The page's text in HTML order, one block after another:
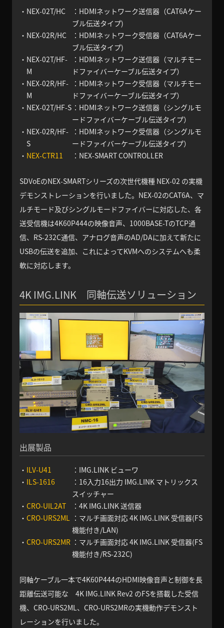
・ NEX-02T/HC
：HDMIネットワーク送信器（CAT6Aケー
ブル伝送タイプ)
・ NEX-02R/HC
：HDMIネットワーク受信器（CAT6Aケー
ブル伝送タイプ)
・ NEX-02T/HF-
M
：HDMIネットワーク送信器（マルチモー
ドファイバーケーブル伝送タイプ）
・ NEX-02R/HF-
M
：HDMIネットワーク受信器（マルチモー
ドファイバーケーブル伝送タイプ）
・ NEX-02T/HF-S ：HDMIネットワーク送信器（シングルモ
ードファイバーケーブル伝送タイプ）
・ NEX-02R/HF-
S
：HDMIネットワーク受信器（シングルモ
ードファイバーケーブル伝送タイプ）
・ NEX-CTR11 ：NEX-SMART CONTROLLER
SDVoEのNEX-SMARTシリーズの次世代機種 NEX-02 の実機
デモンストレーションを行いました。NEX-02のCAT6A、マ
ルチモード及びシングルモードファイバーに対応した、各
送受信機は4K60P444の映像音声、1000BASE-TのTCP通
信、RS-232C通信、アナログ音声のAD/DAに加えて新たに
USBの伝送を追加、これによってKVMへのシステムへも柔
軟に対応します。
4K IMG.LINK 同軸伝送ソリューション
出展製品
・ ILV-U41
：IMG.LINK ビューワ
・ ILS-1616
：16入力16出力 IMG.LINK マトリックス
スイッチャー
・ CRO-UIL2AT
：4K IMG.LINK 送信器
・ CRO-URS2ML
：マルチ画面対応 4K IMG.LINK 受信器(FS
機能付き/LAN)
・ CRO-URS2MR ：マルチ画面対応 4K IMG.LINK 受信器(FS
機能付き/RS-232C)
同軸ケーブル一本で4K60P444のHDMI映像音声と制御を長
距離伝送可能な 4K IMG.LINK Rev2 のFSを搭載した受信
機、CRO-URS2ML、CRO-URS2MRの実機動作デモンスト
レーションを行いました。